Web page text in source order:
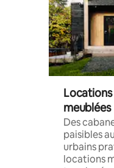
meublées
Des
paisibles
urbains
locations